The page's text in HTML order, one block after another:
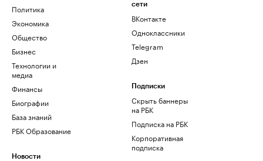
Политика
Экономика
Общество
Бизнес
Технологии и
медиа
Финансы
Биографии
База знаний
РБК Образование
Новости
сети
ВКонтакте
Одноклассники
Telegram
Дзен
Подписки
Скрыть баннеры
на РБК
Подписка на РБК
Корпоративная
подписка